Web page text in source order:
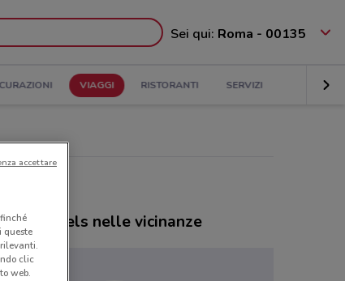
Sei qui: Roma - 00135
VIAGGI RISTORANTI SERVIZI
Blu Hotels nelle vicinanze
queste
clic
web.
accettare